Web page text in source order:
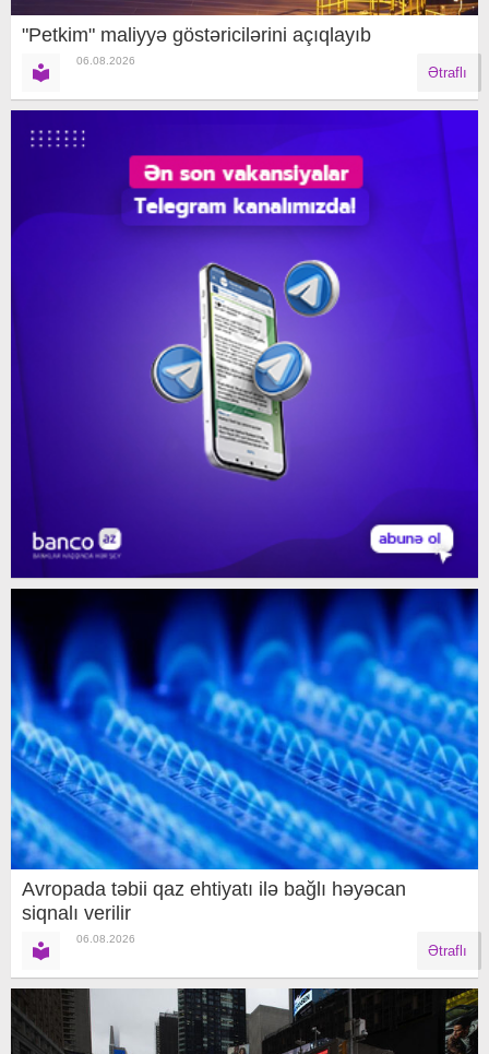
"Petkim" maliyyə göstəricilərini açıqlayıb
06.08.2026
Ətraflı
Avropada təbii qaz ehtiyatı ilə bağlı həyəcan
siqnalı verilir
06.08.2026
Ətraflı